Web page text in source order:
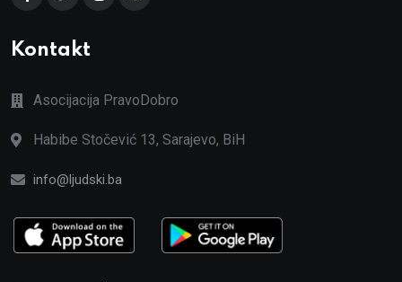
Kontakt
Asocijacija PravoDobro
Habibe Stočević 13, Sarajevo, BiH
info@ljudski.ba